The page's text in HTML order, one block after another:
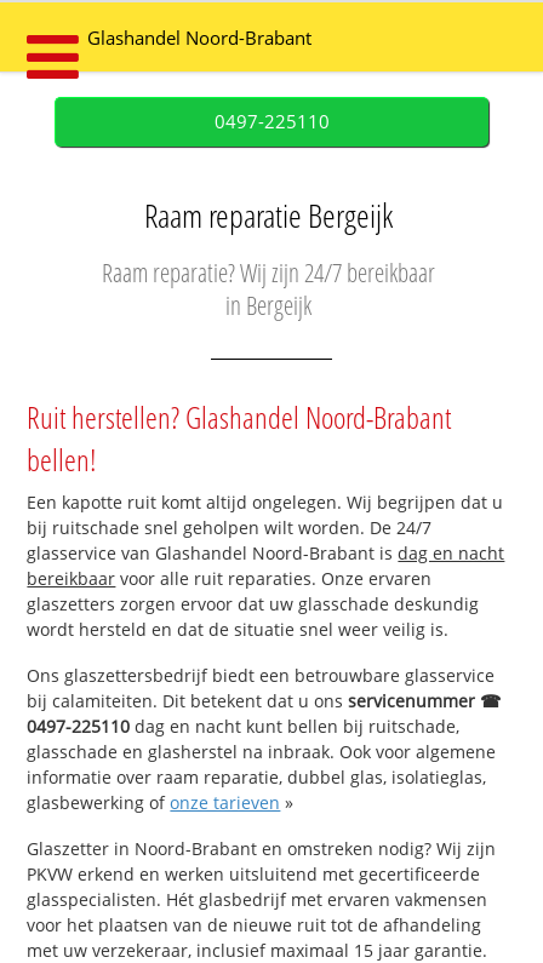
Glashandel Noord-Brabant
0497-225110
Raam reparatie Bergeijk
Raam reparatie? Wij zijn 24/7 bereikbaar
in Bergeijk
Ruit herstellen? Glashandel Noord-Brabant
bellen!
Een kapotte ruit komt altijd ongelegen. Wij begrijpen dat u
bij ruitschade snel geholpen wilt worden. De 24/7
glasservice van Glashandel Noord-Brabant isdag en nacht
bereikbaar voor alle ruit reparaties. Onze ervaren
glaszetters zorgen ervoor dat uw glasschade deskundig
wordt hersteld en dat de situatie snel weer veilig is.
Ons glaszettersbedrijf biedt een betrouwbare glasservice
bij calamiteiten. Dit betekent dat u onsservicenummer ☎
0497-225110 dag en nacht kunt bellen bij ruitschade,
glasschade en glasherstel na inbraak. Ook voor algemene
informatie over raam reparatie, dubbel glas, isolatieglas,
glasbewerking ofonze tarieven »
Glaszetter in Noord-Brabant en omstreken nodig? Wij zijn
PKVW erkend en werken uitsluitend met gecertificeerde
glasspecialisten. Hét glasbedrijf met ervaren vakmensen
voor het plaatsen van de nieuwe ruit tot de afhandeling
met uw verzekeraar, inclusief maximaal 15 jaar garantie.